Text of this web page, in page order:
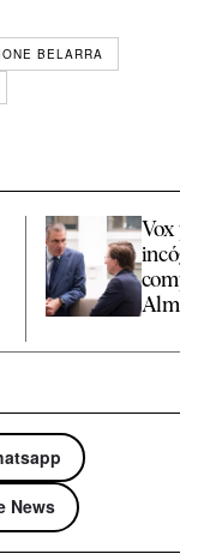
IONE BELARRA
Vox
News